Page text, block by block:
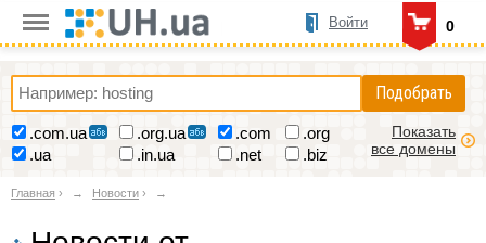
0
Войти
Подобрать
.com.ua .org.ua .com
.org
.ua
.in.ua .net .biz
Показать
все домены
Главная › Новости ›